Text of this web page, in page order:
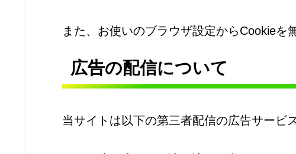
また、お使いのブラウザ設定からCookieを
広告の配信について
当サイトは以下の第三者配信の広告サービ